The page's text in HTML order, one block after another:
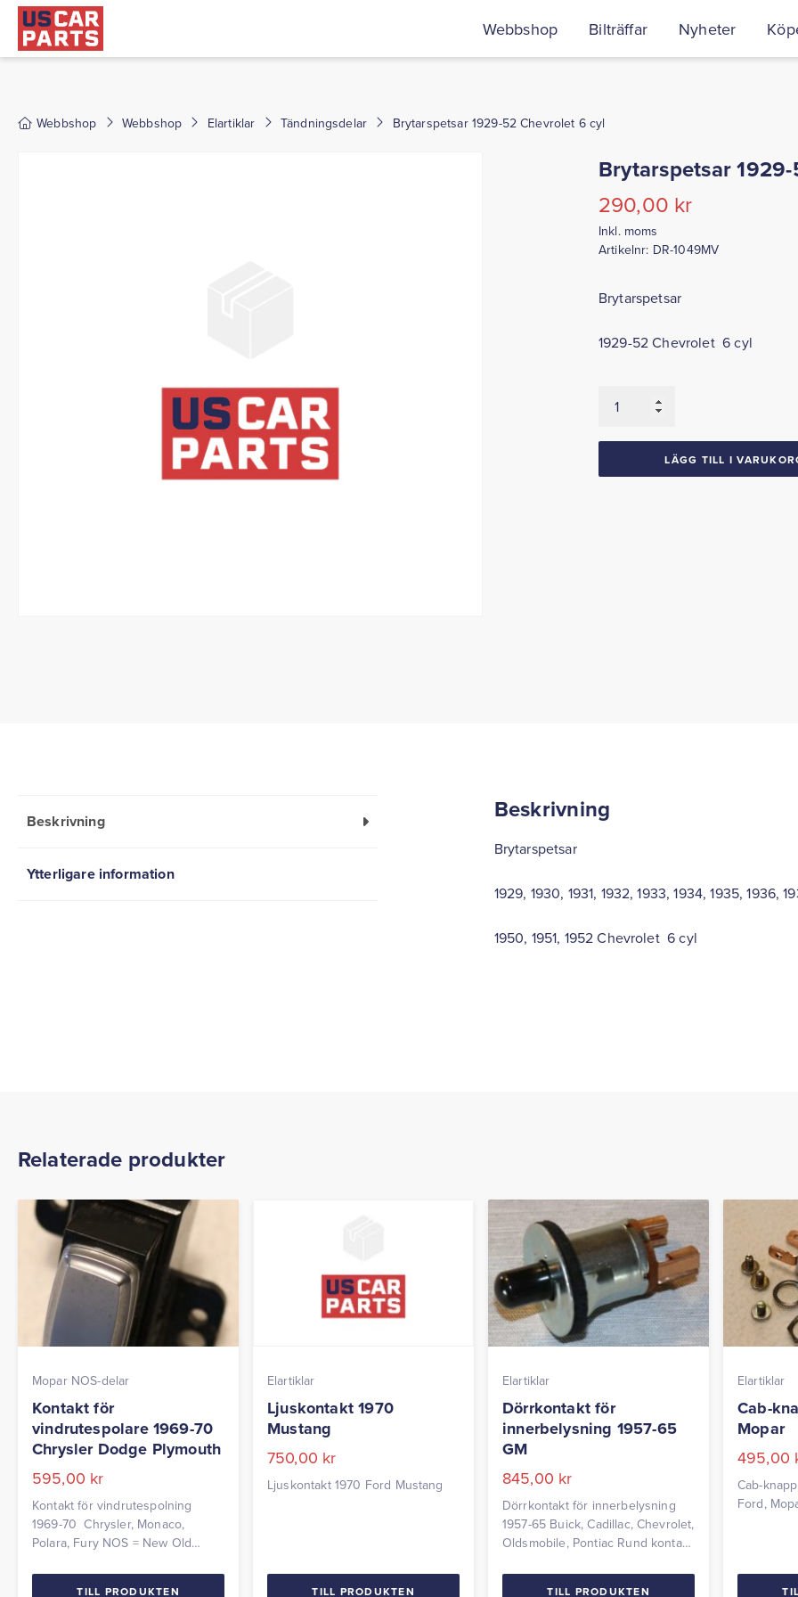
Webbshop Bilträffar Nyheter
Webbshop Webbshop Elartiklar Tändningsdelar Brytarspetsar 1929-52 Chevrolet 6 cyl
Brytarspetsar
290,00 kr
Inkl. moms
Artikelnr: DR-1049MV
Brytarspetsar
1929-52 Chevrolet 6 cyl
1929-
LÄGG TILL I
Beskrivning
Ytterligare information
Beskrivning
Brytarspetsar
1929, 1930, 1931, 1932, 1933, 1934, 1935, 1936,
1950, 1951, 1952 Chevrolet 6 cyl
Relaterade produkter
Mopar NOS-delar
Kontakt för
vindrutespolare 1969-70
Chrysler Dodge Plymouth
595,00 kr
Kontakt för vindrutespolning
1969-70 Chrysler, Monaco,
Polara, Fury NOS = New Old
TILL PRODUKTEN
Elartiklar
Ljuskontakt 1970
Mustang
750,00 kr
Ljuskontakt 1970 Ford Mustang
TILL PRODUKTEN
Elartiklar
Dörrkontakt för
innerbelysning 1957-65
GM
845,00 kr
Dörrkontakt för innerbelysning
1957-65 Buick, Cadillac, Chevrolet,
Oldsmobile, Pontiac Rund kontakt
TILL PRODUKTEN
Elartiklar
Cab-
Mopar
495,00
Cab-
Ford,